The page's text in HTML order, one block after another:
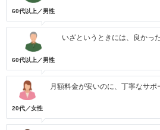
60代以上／男性
60代以上／男性
いざというときには、良かっ
20代／女性
月額料金が安いのに、丁寧なサポ